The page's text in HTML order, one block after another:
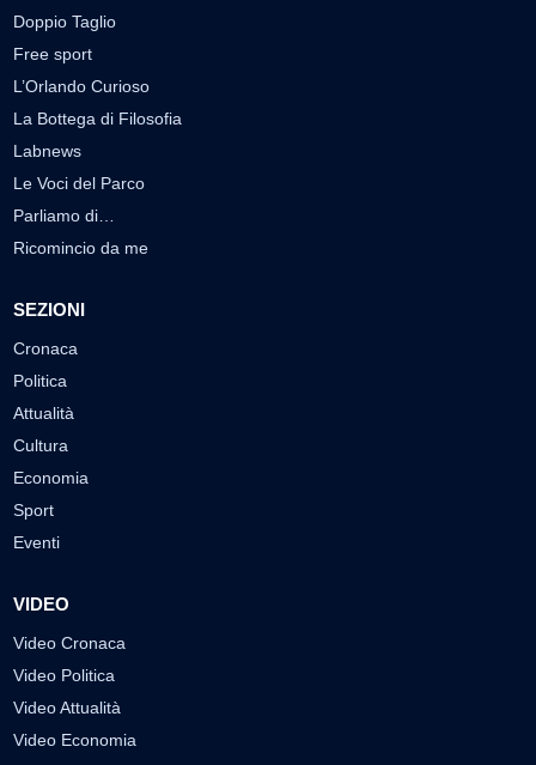
Doppio Taglio
Free sport
L’Orlando Curioso
La Bottega di Filosofia
Labnews
Le Voci del Parco
Parliamo di…
Ricomincio da me
SEZIONI
Cronaca
Politica
Attualità
Cultura
Economia
Sport
Eventi
VIDEO
Video Cronaca
Video Politica
Video Attualità
Video Economia